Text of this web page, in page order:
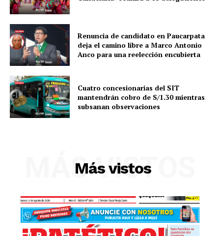
Diario los Andes
Nosotros
Contacto
Renuncia de candidato en Paucarpata
deja el camino libre a Marco Antonio
Anco para una reelección encubierta
Cuatro concesionarias del SIT
mantendrán cobro de S/1.30 mientras
subsanan observaciones
Más vistos
MÁS VISTOS